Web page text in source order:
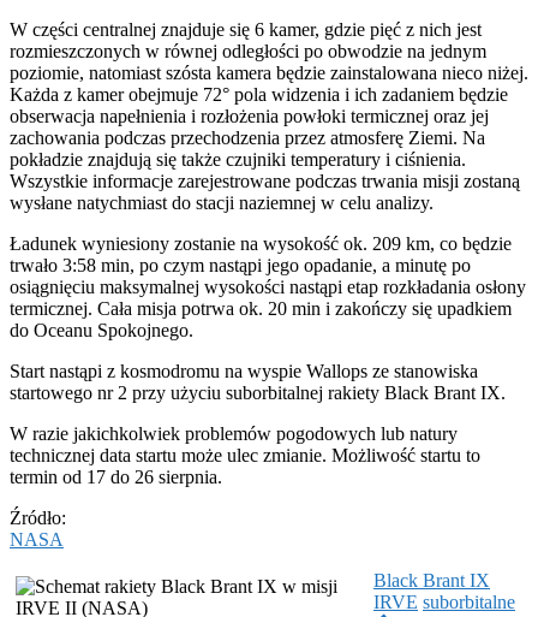
W części centralnej znajduje się 6 kamer, gdzie pięć z nich jest
rozmieszczonych w równej odległości po obwodzie na jednym
poziomie, natomiast szósta kamera będzie zainstalowana nieco niżej.
Każda z kamer obejmuje 72° pola widzenia i ich zadaniem będzie
obserwacja napełnienia i rozłożenia powłoki termicznej oraz jej
zachowania podczas przechodzenia przez atmosferę Ziemi. Na
pokładzie znajdują się także czujniki temperatury i ciśnienia.
Wszystkie informacje zarejestrowane podczas trwania misji zostaną
wysłane natychmiast do stacji naziemnej w celu analizy.
Ładunek wyniesiony zostanie na wysokość ok. 209 km, co będzie
trwało 3:58 min, po czym nastąpi jego opadanie, a minutę po
osiągnięciu maksymalnej wysokości nastąpi etap rozkładania osłony
termicznej. Cała misja potrwa ok. 20 min i zakończy się upadkiem
do Oceanu Spokojnego.
Start nastąpi z kosmodromu na wyspie Wallops ze stanowiska
startowego nr 2 przy użyciu suborbitalnej rakiety Black Brant IX.
W razie jakichkolwiek problemów pogodowych lub natury
technicznej data startu może ulec zmianie. Możliwość startu to
termin od 17 do 26 sierpnia.
Źródło:
NASA
Black Brant IX
IRVE suborbitalne